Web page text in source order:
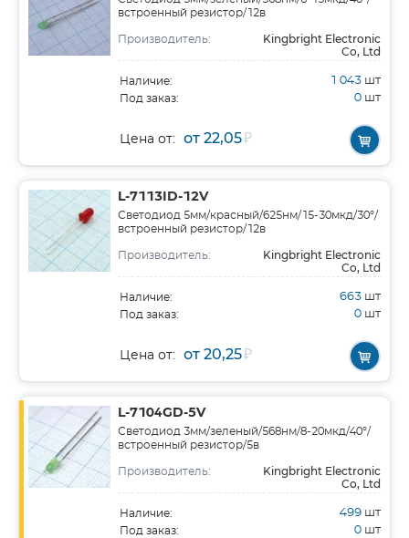
встроенный резистор/12в
Производитель:
Kingbright Electronic
Co, Ltd
Наличие: 1 043 шт
Под заказ: 0 шт
Цена от: от 22,05₽
L-7113ID-12V
Светодиод 5мм/красный/625нм/15-30мкд/30°/
встроенный резистор/12в
Производитель:
Kingbright Electronic
Co, Ltd
Наличие: 663 шт
Под заказ: 0 шт
Цена от: от 20,25₽
L-7104GD-5V
Светодиод 3мм/зеленый/568нм/8-20мкд/40°/
встроенный резистор/5в
Производитель:
Kingbright Electronic
Co, Ltd
Наличие: 499 шт
Под заказ: 0 шт